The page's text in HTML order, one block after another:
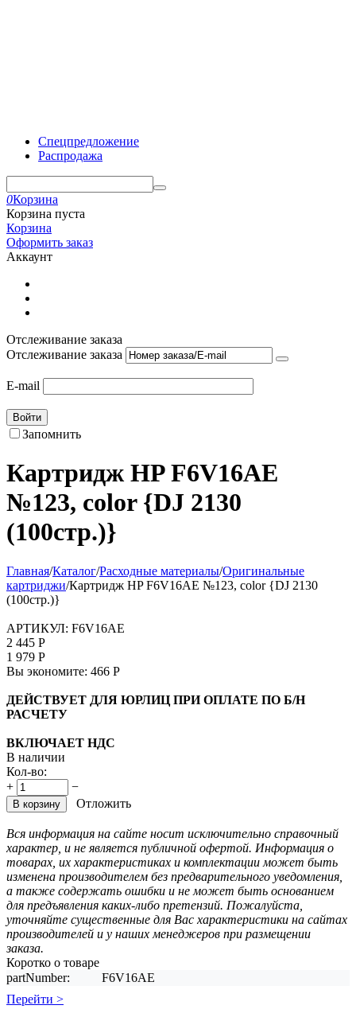
Спецпредложение
Распродажа
0Корзина
Корзина пуста
Корзина
Оформить заказ
Аккаунт
Отслеживание заказа
Отслеживание заказа
E-mail
Войти
Запомнить
Картридж HP F6V16AE
№123, color {DJ 2130
(100стр.)}
Главная/Каталог/Расходные материалы/Оригинальные
картриджи/Картридж HP F6V16AE №123, color {DJ 2130
(100стр.)}
АРТИКУЛ: F6V16AE
2 445 Р
1 979 Р
Вы экономите: 466 Р
ДЕЙСТВУЕТ ДЛЯ ЮРЛИЦ ПРИ ОПЛАТЕ ПО Б/Н
РАСЧЕТУ
ВКЛЮЧАЕТ НДС
В наличии
Кол-во:
+
−
В корзину Отложить
Вся информация на сайте носит исключительно справочный
характер, и не является публичной офертой. Информация о
товарах, их характеристиках и комплектации может быть
изменена производителем без предварительного уведомления,
а также содержать ошибки и не может быть основанием
для предъявления каких-либо претензий. Пожалуйста,
уточняйте существенные для Вас характеристики на сайтах
производителей и у наших менеджеров при размещении
заказа.
Коротко о товаре
partNumber:
F6V16AE
Перейти >